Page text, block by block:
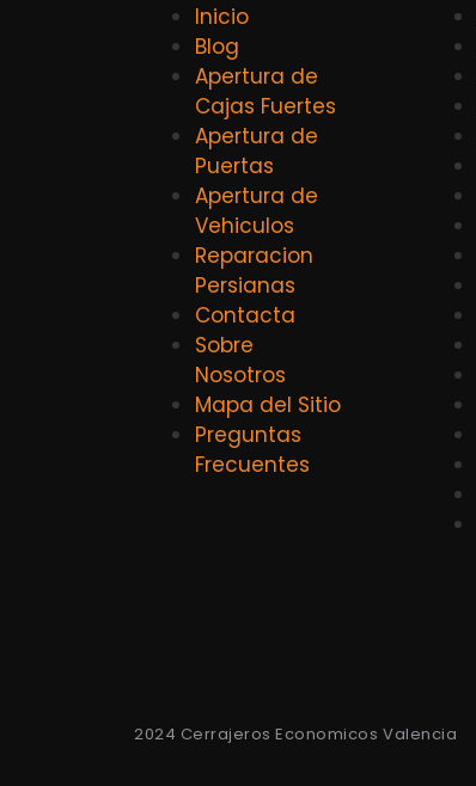
Inicio
Blog
Apertura de
Cajas Fuertes
Apertura de
Puertas
Apertura de
Vehiculos
Reparacion
Persianas
Contacta
Sobre
Nosotros
Mapa del Sitio
Preguntas
Frecuentes
2024 Cerrajeros Economicos Valencia